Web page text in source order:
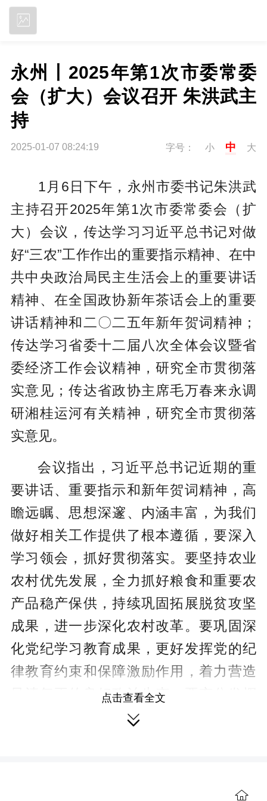
永州丨2025年第1次市委常委
会（扩大）会议召开 朱洪武主
持
2025-01-07 08:24:19 字号： 小 中 大
1月6日下午，永州市委书记朱洪武
主持召开2025年第1次市委常委会（扩
大）会议，传达学习习近平总书记对做
好“三农”工作作出的重要指示精神、在中
共中央政治局民主生活会上的重要讲话
精神、在全国政协新年茶话会上的重要
讲话精神和二〇二五年新年贺词精神；
传达学习省委十二届八次全体会议暨省
委经济工作会议精神，研究全市贯彻落
实意见；传达省政协主席毛万春来永调
研湘桂运河有关精神，研究全市贯彻落
实意见。
会议指出，习近平总书记近期的重
要讲话、重要指示和新年贺词精神，高
瞻远瞩、思想深邃、内涵丰富，为我们
做好相关工作提供了根本遵循，要深入
学习领会，抓好贯彻落实。要坚持农业
农村优先发展，全力抓好粮食和重要农
产品稳产保供，持续巩固拓展脱贫攻坚
成果，进一步深化农村改革。要巩固深
化党纪学习教育成果，更好发挥党的纪
律教育约束和保障激励作用，着力营造
风清气正的良好政治生态。要充分发挥
人民政协专门协商机构作用，积极建言
点击查看全文
